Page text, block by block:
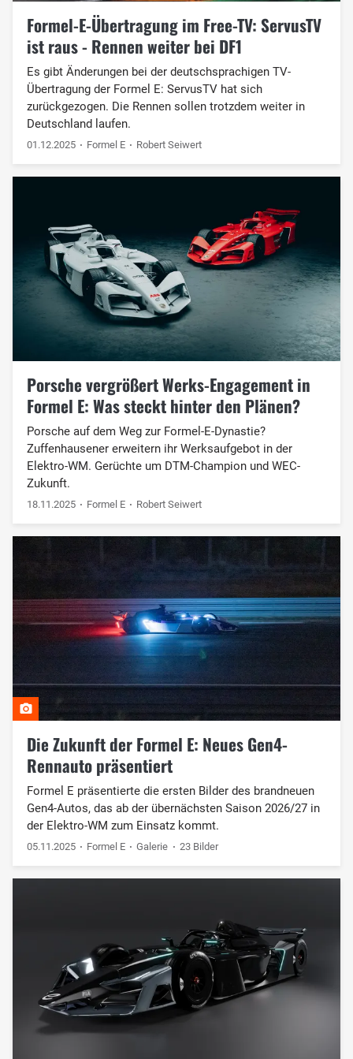
Formel-E-Übertragung im Free-TV: ServusTV
ist raus - Rennen weiter bei DF1
Es gibt Änderungen bei der deutschsprachigen TV-
Übertragung der Formel E: ServusTV hat sich
zurückgezogen. Die Rennen sollen trotzdem weiter in
Deutschland laufen.
01.12.2025 Formel E Robert Seiwert
Porsche vergrößert Werks-Engagement in
Formel E: Was steckt hinter den Plänen?
Porsche auf dem Weg zur Formel-E-Dynastie?
Zuffenhausener erweitern ihr Werksaufgebot in der
Elektro-WM. Gerüchte um DTM-Champion und WEC-
Zukunft.
18.11.2025 Formel E Robert Seiwert
Die Zukunft der Formel E: Neues Gen4-
Rennauto präsentiert
Formel E präsentierte die ersten Bilder des brandneuen
Gen4-Autos, das ab der übernächsten Saison 2026/27 in
der Elektro-WM zum Einsatz kommt.
05.11.2025 Formel E Galerie 23 Bilder